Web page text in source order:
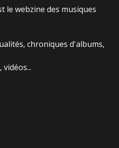
le webzine des musiques
chroniques d'albums,